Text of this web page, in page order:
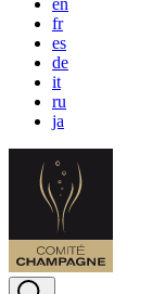
en
fr
es
de
it
ru
ja